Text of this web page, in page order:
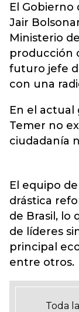
El Gobierno
Jair
Ministerio
producción
futuro jefe
con una
En el actual
Temer no
ciudadanía
El equipo
drástica
de Brasil, lo
de líderes
principal
entre otros.
Toda